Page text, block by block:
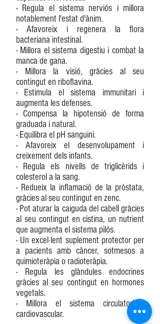
- Regula el sistema nerviós i millora
notablement l'estat d'ànim.
- Afavoreix i regenera la flora
bacteriana intestinal.
- Millora el sistema digestiu i combat la
manca de gana.
- Millora la visió, gràcies al seu
contingut en riboflavina.
- Estimula el sistema immunitari i
augmenta les defenses.
- Compensa la hipotensió de forma
graduada i natural.
- Equilibra el pH sanguini.
- Afavoreix el desenvolupament i
creixement dels infants.
- Regula els nivells de triglicèrids i
colesterol a la sang.
- Redueix la inflamació de la pròstata,
gràcies al seu contingut en zenc.
- Pot aturar la caiguda del cabell gràcies
al seu contingut en cistina, un nutrient
que augmenta el sistema pilós.
- Un excel·lent suplement protector per
a pacients amb càncer, sotmesos a
quimioteràpia o radioteràpia.
- Regula les glàndules endocrines
gràcies al seu contingut en hormones
vegetals.
- Millora el sistema circulatori i
cardiovascular.